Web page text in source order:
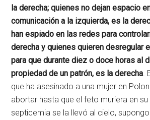
la derecha; quienes no dejan espacio
comunicación a la izquierda, es la
han espiado en las redes para
derecha y quienes quieren desregular
para que durante diez o doce horas al
propiedad de un patrón, es la derecha
que ha asesinado a una mujer en
abortar hasta que el feto muriera en su
septicemia se la llevó al cielo, supongo